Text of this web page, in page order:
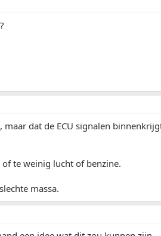
dat de ECU signalen
te weinig lucht of benzine.
massa.